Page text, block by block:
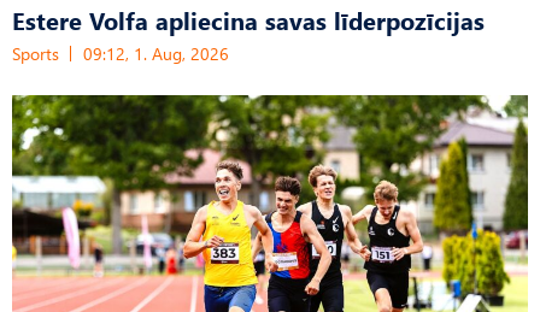
Estere Volfa apliecina savas līderpozīcijas
Sports 09:12, 1. Aug, 2026